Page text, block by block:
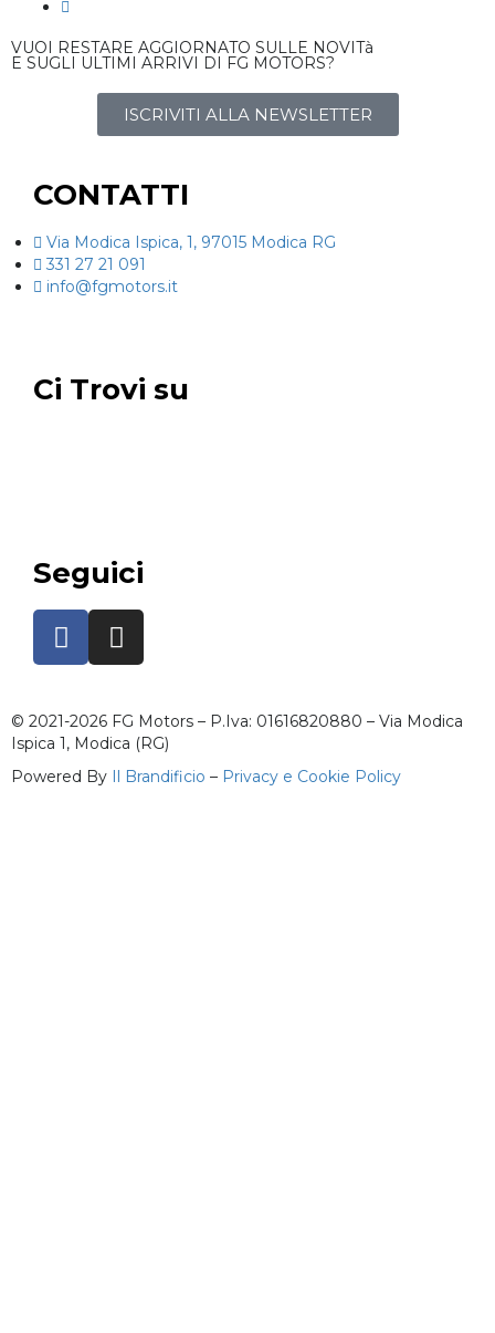
VUOI RESTARE AGGIORNATO SULLE NOVITà
E SUGLI ULTIMI ARRIVI DI FG MOTORS?
ISCRIVITI ALLA NEWSLETTER
CONTATTI
Via Modica Ispica, 1, 97015 Modica RG
331 27 21 091
info@fgmotors.it
Ci Trovi su
Seguici
© 2021-2026 FG Motors – P.Iva: 01616820880 – Via Modica
Ispica 1, Modica (RG)
Powered By Il Brandificio – Privacy e Cookie Policy